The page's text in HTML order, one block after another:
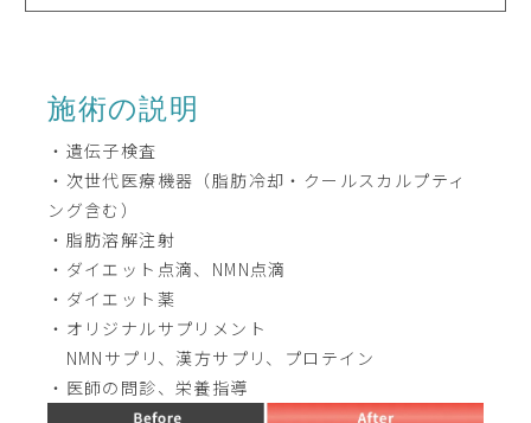
施術の説明
・遺伝子検査
・次世代医療機器（脂肪冷却・クールスカルプティ
ング含む）
・脂肪溶解注射
・ダイエット点滴、NMN点滴
・ダイエット薬
・オリジナルサプリメント
NMNサプリ、漢方サプリ、プロテイン
・医師の問診、栄養指導